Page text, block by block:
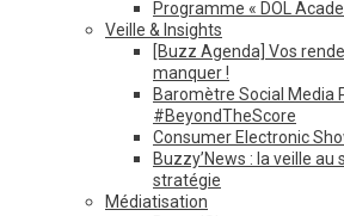
Programme « DOL
Veille & Insights
[Buzz Agenda] Vos
manquer !
Baromètre Social Media
#BeyondTheScore
Consumer Electronic
Buzzy’News : la veille au
stratégie
Médiatisation